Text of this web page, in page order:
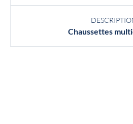
Chaussettes